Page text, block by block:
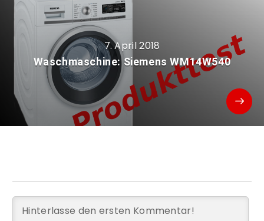
7. April 2018
Waschmaschine: Siemens WM14W540